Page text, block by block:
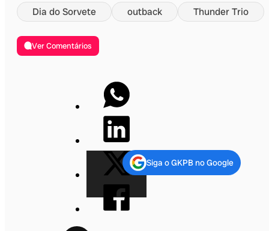
Dia do Sorvete outback Thunder Trio
Ver Comentários
Siga o GKPB no Google